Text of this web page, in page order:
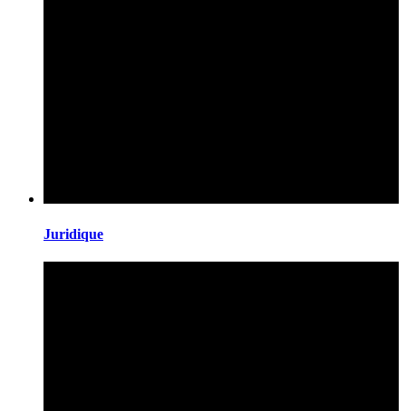
Juridique